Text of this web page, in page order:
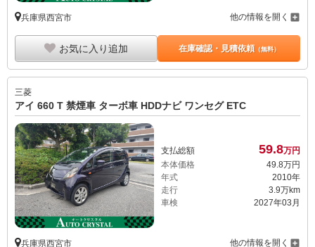
兵庫県西宮市 他の情報を開く
お気に入り追加 在庫確認・見積依頼（無料）
三菱
アイ 660 T 禁煙車 ターボ車 HDDナビ ワンセグ ETC
支払総額 59.8万円
本体価格
49.8万円
年式
2010年
走行
3.9万km
車検
2027年03月
兵庫県西宮市 他の情報を開く